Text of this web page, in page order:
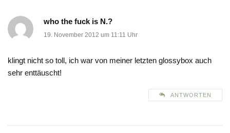
who the fuck is N.?
19. November 2012 um 11:11 Uhr
klingt nicht so toll, ich war von meiner letzten glossybox auch
sehr enttäuscht!
ANTWORTEN